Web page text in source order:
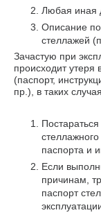
Любая иная
Описание
стеллажей
Зачастую при
происходит утеря
(паспорт,
пр.), в таких
паспорта и
Если
причинам,
паспорт